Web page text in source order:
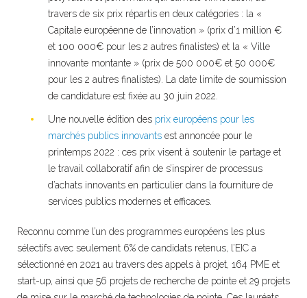
travers de six prix répartis en deux catégories : la «
Capitale européenne de l’innovation » (prix d’1 million €
et 100 000€ pour les 2 autres finalistes) et la « Ville
innovante montante » (prix de 500 000€ et 50 000€
pour les 2 autres finalistes). La date limite de soumission
de candidature est fixée au 30 juin 2022.
Une nouvelle édition des prix européens pour les
marchés publics innovants est annoncée pour le
printemps 2022 : ces prix visent à soutenir le partage et
le travail collaboratif afin de s’inspirer de processus
d’achats innovants en particulier dans la fourniture de
services publics modernes et efficaces.
Reconnu comme l’un des programmes européens les plus
sélectifs avec seulement 6% de candidats retenus, l’EIC a
sélectionné en 2021 au travers des appels à projet, 164 PME et
start-up, ainsi que 56 projets de recherche de pointe et 29 projets